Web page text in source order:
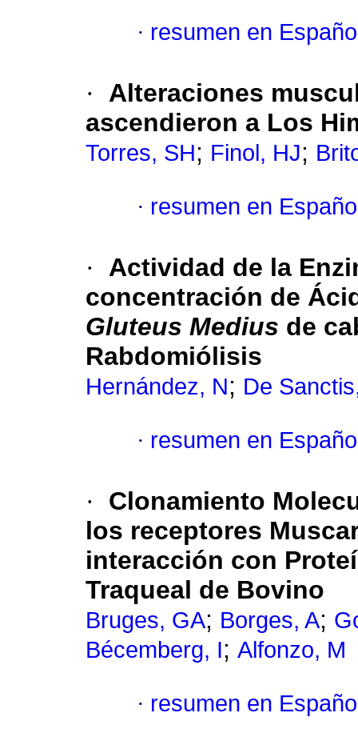
· resumen en
·
Alteraciones
ascendieron a Los
Torres, SH; Finol, HJ;
· resumen en
·
Actividad de la
concentración de
Gluteus Medius de
Rabdomiólisis
Hernández, N; De
· resumen en
·
Clonamiento
los receptores
interacción con
Traqueal de Bovino
Bruges, GA; Borges, A;
Bécemberg, I; Alfonzo, M
· resumen en